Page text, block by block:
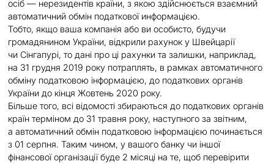
осіб — нерезидентів країни, з якою здійснюється взаємний
автоматичний обмін податкової информацією.
Тобто, якщо ваша компанія або ви особисто, будучи
громадянином України, відкрили рахунок у Швейцарії
чи Сінгапурі, то дані про ці рахунки та залишки, наприклад,
на 31 грудня 2019 року потраплять, в рамках автоматичного
обміну податковою інформацією, до податкових органів
України до кінця Жовтень 2020 року.
Більше того, всі відомості збираються до податкових органів
країн терміном до 31 травня року, наступного за звітним,
а автоматичний обмін податковою інформацією починається
з 01 серпня. Таким чином, у вашого банку чи іншої
фінансової організації буде 2 місяці на те, щоб перевірити